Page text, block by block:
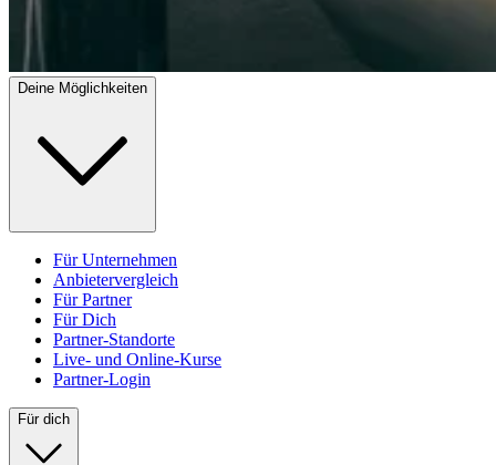
Deine Möglichkeiten
Für Unternehmen
Anbietervergleich
Für Partner
Für Dich
Partner-Standorte
Live- und Online-Kurse
Partner-Login
Für dich